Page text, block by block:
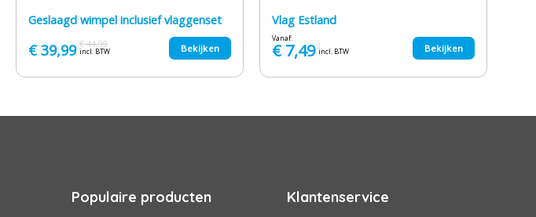
Geslaagd wimpel inclusief vlaggenset
€44,99
Oorspronkelijke
prijs
€ 44,99.
€39,99Huidige
prijs
€ 39,99.
incl. BTW Bekijken
Vlag Estland
Vanaf:
€7,49 incl. BTW Bekijken
Populaire producten Klantenservice